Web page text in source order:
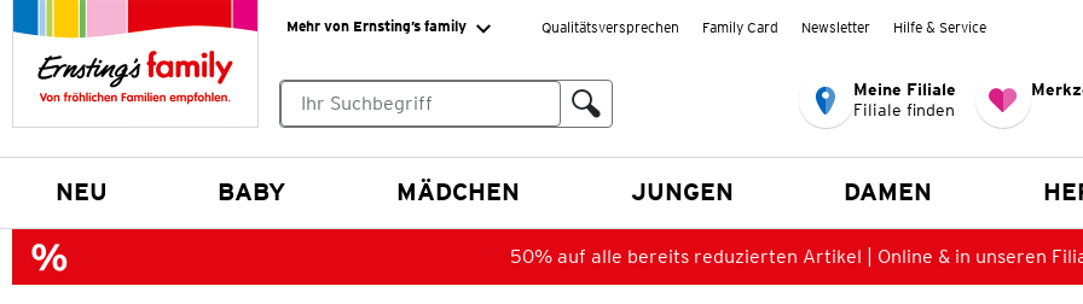
Mehr von Ernsting’s family Qualitätsversprechen Family Card Newsletter Hilfe & Service
Meine Filiale
Filiale finden
NEU BABY MÄDCHEN JUNGEN DAMEN
50% auf alle bereits reduzierten Artikel | Online & in unseren